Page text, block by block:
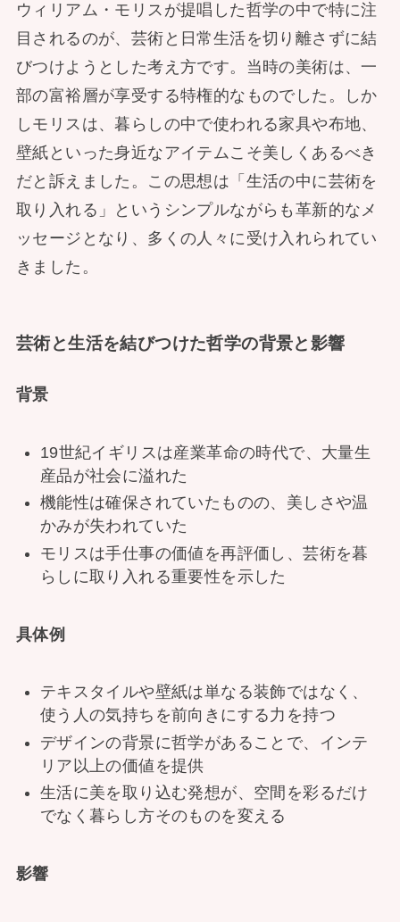
ウィリアム・モリスが提唱した哲学の中で特に注
目されるのが、芸術と日常生活を切り離さずに結
びつけようとした考え方です。当時の美術は、一
部の富裕層が享受する特権的なものでした。しか
しモリスは、暮らしの中で使われる家具や布地、
壁紙といった身近なアイテムこそ美しくあるべき
だと訴えました。この思想は「生活の中に芸術を
取り入れる」というシンプルながらも革新的なメ
ッセージとなり、多くの人々に受け入れられてい
きました。
芸術と生活を結びつけた哲学の背景と影響
背景
19世紀イギリスは産業革命の時代で、大量生
産品が社会に溢れた
機能性は確保されていたものの、美しさや温
かみが失われていた
モリスは手仕事の価値を再評価し、芸術を暮
らしに取り入れる重要性を示した
具体例
テキスタイルや壁紙は単なる装飾ではなく、
使う人の気持ちを前向きにする力を持つ
デザインの背景に哲学があることで、インテ
リア以上の価値を提供
生活に美を取り込む発想が、空間を彩るだけ
でなく暮らし方そのものを変える
影響